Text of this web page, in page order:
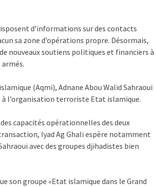
d’informations sur des contacts
sa zone d’opérations propre. Désormais,
nouveaux soutiens politiques et financiers à
(Aqmi), Adnane Abou Walid Sahraoui
l’organisation terroriste Etat islamique.
capacités opérationnelles des deux
Iyad Ag Ghali espère notamment
avec des groupes djihadistes bien
son groupe «Etat islamique dans le Grand